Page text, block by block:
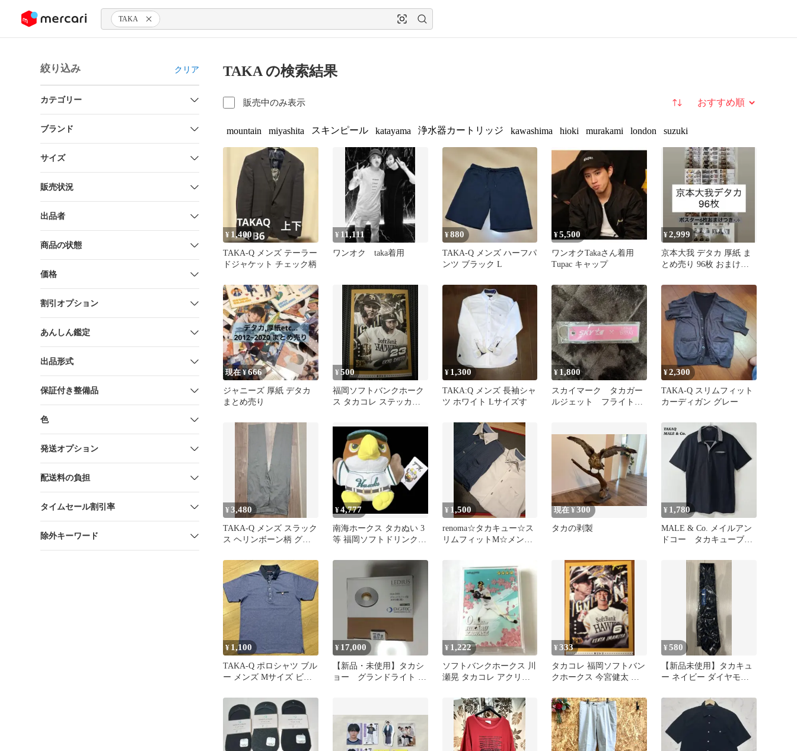
ツにスキップ TAKA
絞り込み クリア
カテゴリー
ブランド
サイズ
販売状況
出品者
商品の状態
価格
割引オプション
あんしん鑑定
出品形式
保証付き整備品
色
発送オプション
配送料の負担
タイムセール割引率
除外キーワード
TAKA の検索結果
販売中のみ表示 並び替え
mountain miyashita スキンピール katayama 浄水器カートリッジ kawashima hioki murakami london suzuki
¥ 1,400
TAKA-Q メンズ テーラー
ドジャケット チェック柄
¥ 11,111
ワンオク taka着用
¥880
TAKA-Q メンズ ハーフパ
ンツ ブラック L
¥5,500
ワンオクTakaさん着用
Tupac キャップ
¥2,999
京本大我 デタカ 厚紙 ま
とめ売り 96枚 おまけつ
現在 ¥666
ジャニーズ 厚紙 デタカ
まとめ売り
¥500
福岡ソフトバンクホーク
ス タカコレ ステッカー
¥ 1,300
TAKA:Q メンズ 長袖シャ
ツ ホワイト Lサイズす
¥ 1,800
スカイマーク タカガー
ルジェット フライトタ
¥2,300
TAKA-Q スリムフィット
カーディガン グレー
¥3,480
TAKA-Q メンズ スラック
ス ヘリンボーン柄 グレ
¥4,777
南海ホークス タカぬい 3
等 福岡ソフトドリンクホ
¥ 1,500
renoma☆タカキュー☆ス
リムフィットM☆メンズ
現在 ¥300
タカの剥製
¥ 1,780
MALE & Co. メイルアン
ドコー タカキューブ
¥ 1,100
TAKA-Q ポロシャツ ブル
ー メンズ Mサイズ ビジ
¥ 17,000
【新品・未使用】タカシ
ョー グランドライト 7
¥ 1,222
ソフトバンクホークス 川
瀬晃 タカコレ アクリル
¥333
タカコレ 福岡ソフトバン
クホークス 今宮健太 デ
¥580
【新品未使用】タカキュ
ー ネイビー ダイヤモン